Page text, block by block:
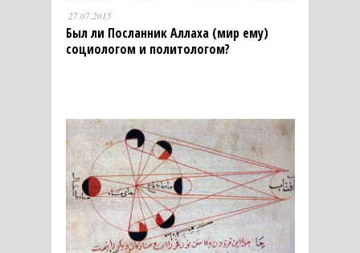
27.07.2015
Был ли Посланник Аллаха (мир ему)
социологом и политологом?